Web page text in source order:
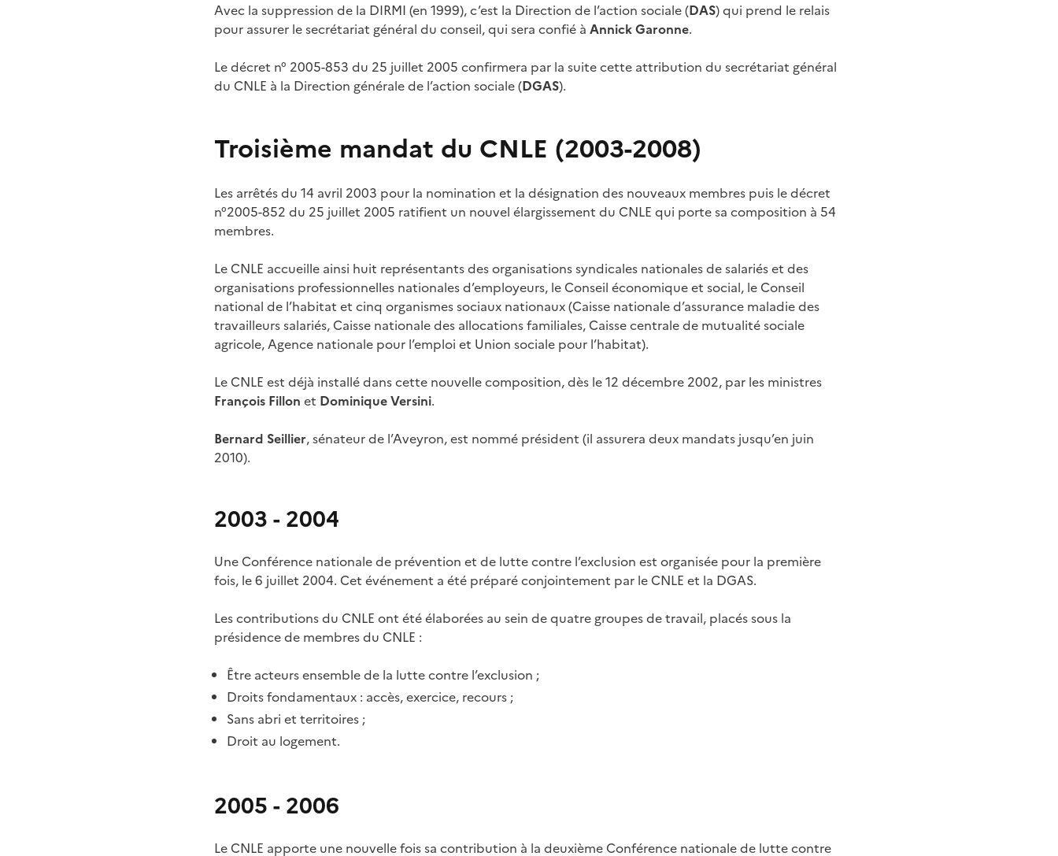
Avec la suppression de la DIRMI (en 1999), c’est la Direction de l’action sociale (DAS) qui prend le relais
pour assurer le secrétariat général du conseil, qui sera confié à Annick Garonne.
Le décret n° 2005-853 du 25 juillet 2005 confirmera par la suite cette attribution du secrétariat général
du CNLE à la Direction générale de l’action sociale (DGAS).
Troisième mandat du CNLE (2003-2008)
Les arrêtés du 14 avril 2003 pour la nomination et la désignation des nouveaux membres puis le décret
n°2005-852 du 25 juillet 2005 ratifient un nouvel élargissement du CNLE qui porte sa composition à 54
membres.
Le CNLE accueille ainsi huit représentants des organisations syndicales nationales de salariés et des
organisations professionnelles nationales d’employeurs, le Conseil économique et social, le Conseil
national de l’habitat et cinq organismes sociaux nationaux (Caisse nationale d’assurance maladie des
travailleurs salariés, Caisse nationale des allocations familiales, Caisse centrale de mutualité sociale
agricole, Agence nationale pour l’emploi et Union sociale pour l’habitat).
Le CNLE est déjà installé dans cette nouvelle composition, dès le 12 décembre 2002, par les ministres
François Fillon et Dominique Versini.
Bernard Seillier, sénateur de l’Aveyron, est nommé président (il assurera deux mandats jusqu’en juin
2010).
2003 - 2004
Une Conférence nationale de prévention et de lutte contre l’exclusion est organisée pour la première
fois, le 6 juillet 2004. Cet événement a été préparé conjointement par le CNLE et la DGAS.
Les contributions du CNLE ont été élaborées au sein de quatre groupes de travail, placés sous la
présidence de membres du CNLE :
Être acteurs ensemble de la lutte contre l’exclusion ;
Droits fondamentaux : accès, exercice, recours ;
Sans abri et territoires ;
Droit au logement.
2005 - 2006
Le CNLE apporte une nouvelle fois sa contribution à la deuxième Conférence nationale de lutte contre